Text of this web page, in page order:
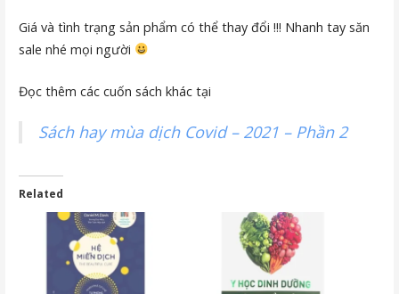
Giá và tình trạng sản phẩm có thể thay đổi !!! Nhanh tay săn
sale nhé mọi người
Đọc thêm các cuốn sách khác tại
Sách hay mùa dịch Covid – 2021 – Phần 2
Related